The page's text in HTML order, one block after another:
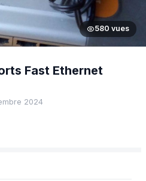
580 vues
Fast Ethernet
2024